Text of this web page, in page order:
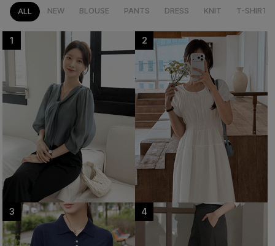
ALL NEW BLOUSE PANTS DRESS KNIT T-SHIRT